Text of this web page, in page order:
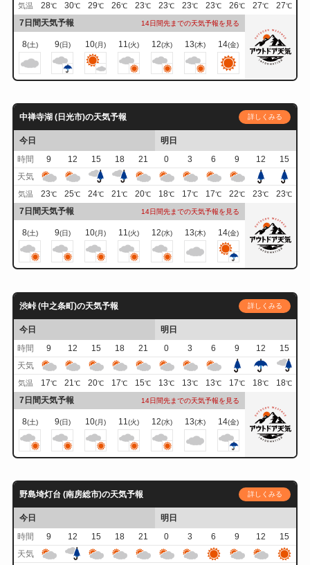
気温 28℃ 30℃ 29℃ 26℃ 23℃ 23℃ 23℃ 23℃ 26℃ 27℃ 27℃
7日間天気予報 14日間先までの天気予報を見る
8(土) 9(日) 10(月) 11(火) 12(水) 13(木) 14(金)
中禅寺湖 (日光市)の天気予報 詳しくみる
今日
明日
時間
9 12 15 18 21 0 3 6 9 12
15
天気
気温 23℃ 25℃ 24℃ 21℃ 20℃ 18℃ 17℃ 17℃ 22℃ 23℃ 23℃
7日間天気予報 14日間先までの天気予報を見る
8(土) 9(日) 10(月) 11(火) 12(水) 13(木) 14(金)
渋峠 (中之条町)の天気予報 詳しくみる
今日
明日
時間
9 12 15 18 21 0 3 6 9 12
15
天気
気温 17℃ 21℃ 20℃ 17℃ 15℃ 13℃ 13℃ 13℃ 17℃ 18℃ 18℃
7日間天気予報 14日間先までの天気予報を見る
8(土) 9(日) 10(月) 11 (火) 12(水) 13(木) 14(金)
野島埼灯台 (南房総市)の天気予報 詳しくみる
今日
明日
時間
9 12 15 18 21 0 3 6 9 12
15
天気